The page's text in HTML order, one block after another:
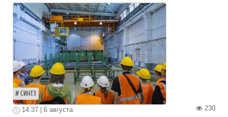
СИНТЗ
230
14:37 | 6 августа